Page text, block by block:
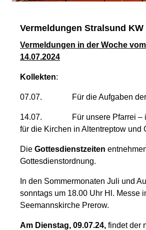
Vermeldungen Stralsund KW
Vermeldungen in der Woche
14.07.2024
Kollekten:
07.07. Für die Aufgaben der
14.07. Für unsere Pfarrei –
für die Kirchen in Altentreptow und
Die Gottesdienstzeiten
Gottesdienstordnung.
In den Sommermonaten Juli und
sonntags um 18.00 Uhr Hl. Messe
Seemannskirche Prerow.
Am Dienstag, 09.07.24, findet der